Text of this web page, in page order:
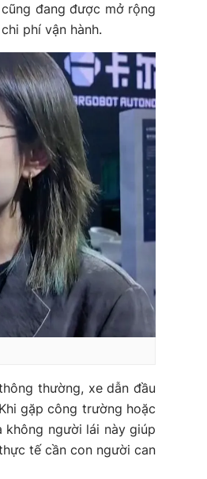
đang được mở rộng
phí vận hành.
thường, xe dẫn đầu
gặp công trường hoặc
người lái này giúp
tế cần con người can